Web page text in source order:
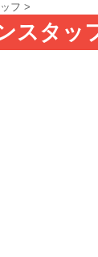
フ >
スタッ